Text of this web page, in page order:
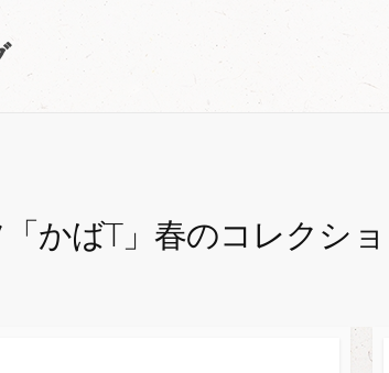
かばT」春のコレクショ